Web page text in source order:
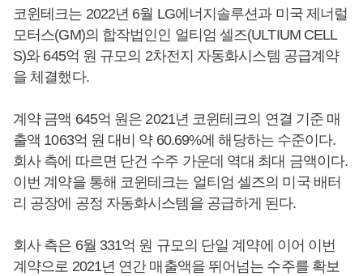
코윈테크는 2022년 6월 LG에너지솔루션과 미국 제너럴
모터스(GM)의 합작법인인 얼티엄 셀즈(ULTIUM CELL
S)와 645억 원 규모의 2차전지 자동화시스템 공급계약
을 체결했다.
계약 금액 645억 원은 2021년 코윈테크의 연결 기준 매
출액 1063억 원 대비 약 60.69%에 해당하는 수준이다.
회사 측에 따르면 단건 수주 가운데 역대 최대 금액이다.
이번 계약을 통해 코윈테크는 얼티엄 셀즈의 미국 배터
리 공장에 공정 자동화시스템을 공급하게 된다.
회사 측은 6월 331억 원 규모의 단일 계약에 이어 이번
계약으로 2021년 연간 매출액을 뛰어넘는 수주를 확보